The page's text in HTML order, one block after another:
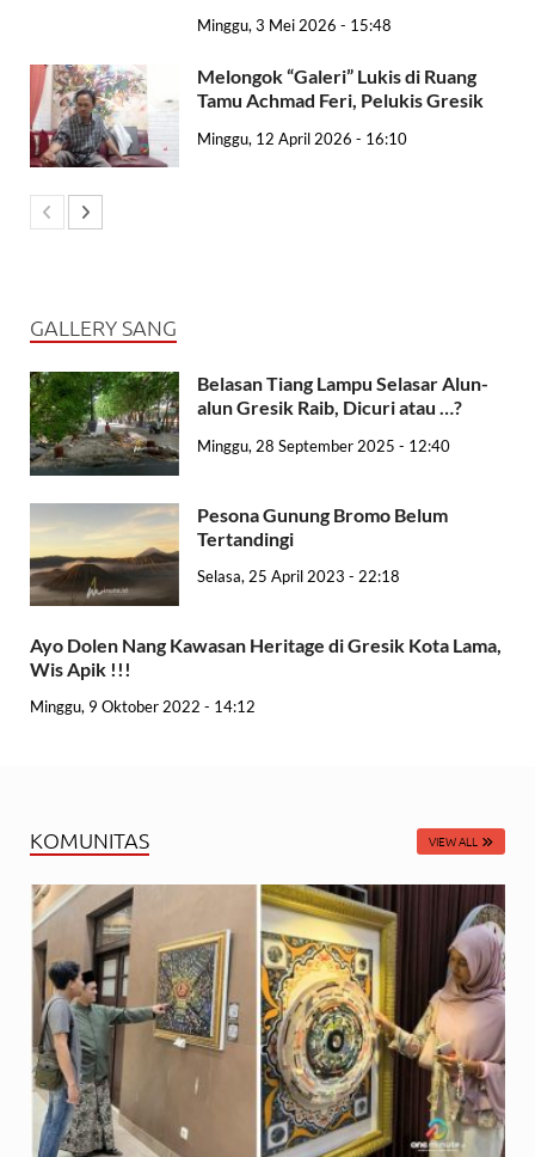
Minggu, 3 Mei 2026 - 15:48
Melongok “Galeri” Lukis di Ruang
Tamu Achmad Feri, Pelukis Gresik
Minggu, 12 April 2026 - 16:10
GALLERY SANG
Belasan Tiang Lampu Selasar Alun-
alun Gresik Raib, Dicuri atau …?
Minggu, 28 September 2025 - 12:40
Pesona Gunung Bromo Belum
Tertandingi
Selasa, 25 April 2023 - 22:18
Ayo Dolen Nang Kawasan Heritage di Gresik Kota Lama,
Wis Apik !!!
Minggu, 9 Oktober 2022 - 14:12
KOMUNITAS VIEW ALL